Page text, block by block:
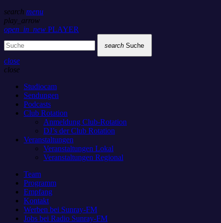
search menu
play_arrow
open_in_new PLAYER
search Suche
close
close
Studiocam
Sendungen
Podcasts
Club Rotation
Anmeldung Club-Rotation
DJ’s der Club Rotation
Veranstaltungen
Veranstaltungen Lokal
Veranstaltungen Regional
Team
Programm
Empfang
Kontakt
Werben bei Sunray-FM
Jobs bei Radio Sunray-FM